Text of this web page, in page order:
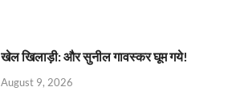
खेल खिलाड़ी: और सुनील गावस्कर घूम गये!
August 9, 2026